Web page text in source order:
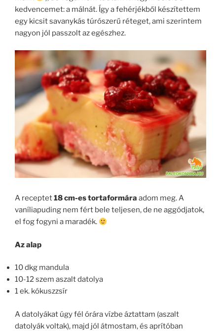
kedvencemet: a málnát. Így a fehérjékből készítettem
egy kicsit savanykás túrószerű réteget, ami szerintem
nagyon jól passzolt az egészhez.
A receptet18 cm-es tortaformára adom meg. A
vaníliapuding nem fért bele teljesen, de ne aggódjatok,
el fog fogyni a maradék.
Az alap
10 dkg mandula
10-12 szem aszalt datolya
1 ek. kókuszzsír
A datolyákat úgy fél órára vízbe áztattam (aszalt
datolyák voltak), majd jól átmostam, és aprítóban